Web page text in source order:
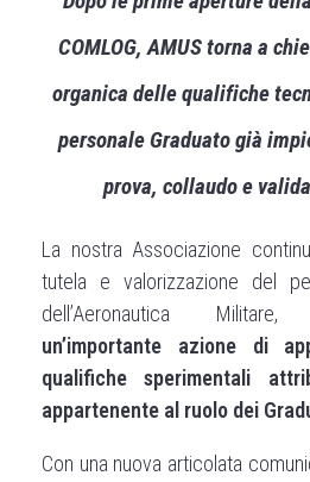
COMLOG, AMUS torna a
organica delle qualifiche
personale Graduato già
prova, collaudo e
La nostra Associazione
tutela e valorizzazione del
dell’Aeronautica
un’importante azione di
qualifiche sperimentali
appartenente al ruolo dei
Con una nuova articolata